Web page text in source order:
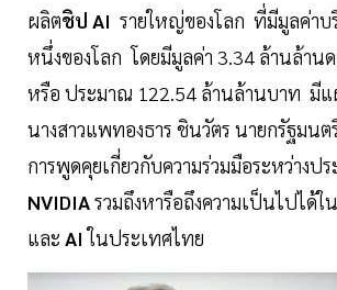
ผลิตชิป AI รายใหญ่ของโลก ที่มีมูลค่า
หนึ่งของโลก โดยมีมูลค่า 3.34 ล้านล้าน
หรือ ประมาณ 122.54 ล้านล้านบาท มี
นางสาวแพทองธาร ชินวัตร นายกรัฐมน
การพูดคุยเกี่ยวกับความร่วมมือระหว่างป
NVIDIAรวมถึงหารือถึงความเป็นไปได้
และ AIในประเทศไทย